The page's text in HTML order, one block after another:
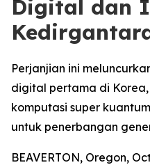
Digital dan
Perjanjian ini
digital pertama di
komputasi super
untuk penerbangan
BEAVERTON, Oregon,